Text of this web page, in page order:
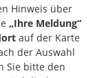
Hinweis über
„Ihre Meldung“
auf der Karte
der Auswahl
Sie bitte den